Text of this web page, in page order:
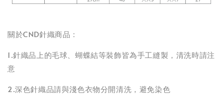
關於CND針織商品：
1.針織品上的毛球、蝴蝶結等裝飾皆為手工縫製，清洗時請注
意
2.深色針織品請與淺色衣物分開清洗，避免染色